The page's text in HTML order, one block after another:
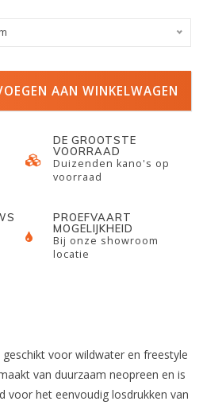
AAN WINKELWAGEN
DE GROOTSTE
VOORRAAD
Duizenden kano's op
voorraad
PROEFVAART
MOGELIJKHEID
Bij onze showroom
locatie
voor wildwater en freestyle
van duurzaam neopreen en is
voor het eenvoudig losdrukken van